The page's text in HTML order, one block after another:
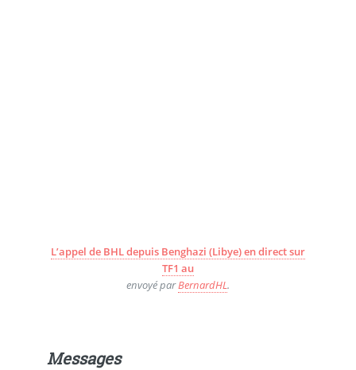
L’appel de BHL depuis Benghazi (Libye) en direct sur
TF1 au
envoyé parBernardHL.
Messages